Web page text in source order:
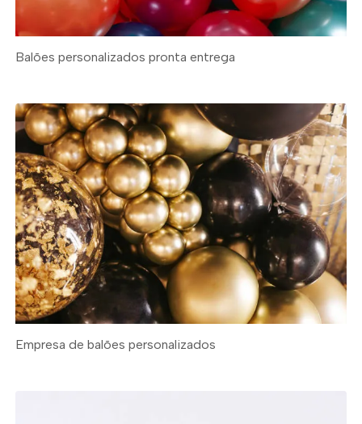
Balões personalizados pronta entrega
Empresa de balões personalizados